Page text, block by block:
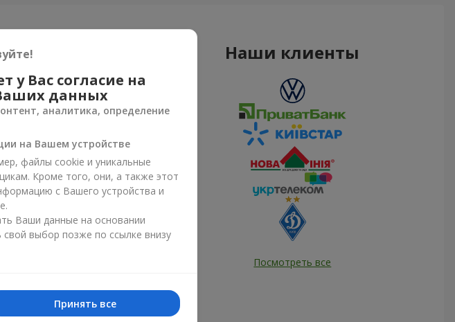
Наши клиенты
Посмотреть все
у Вас согласие на
данных
аналитика, определение
на Вашем устройстве
файлы cookie и уникальные
Кроме того, они, а также этот
с Вашего устройства и
Ваши данные на основании
выбор позже по ссылке внизу
Принять все